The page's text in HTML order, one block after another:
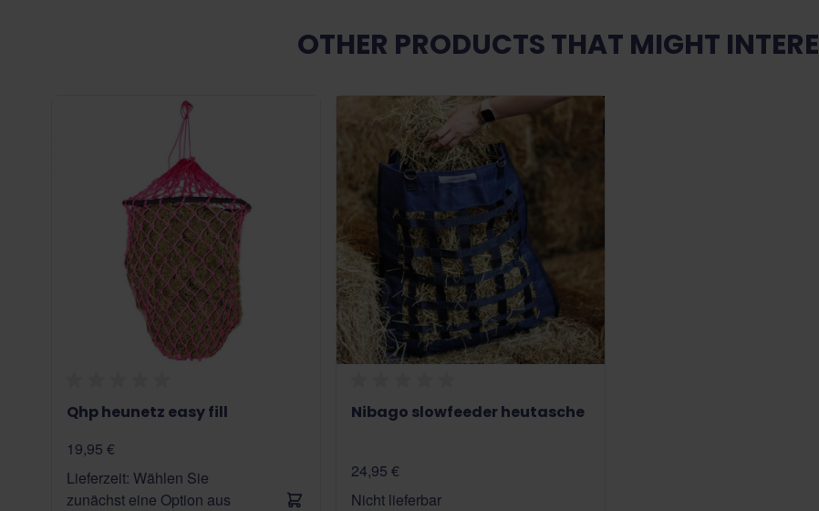
OTHER PRODUCTS THAT MIGHT
Qhp heunetz easy fill
19,95 €
Lieferzeit: Wählen Sie
zunächst eine Option aus
Nibago slowfeeder heutasche
24,95 €
Nicht lieferbar